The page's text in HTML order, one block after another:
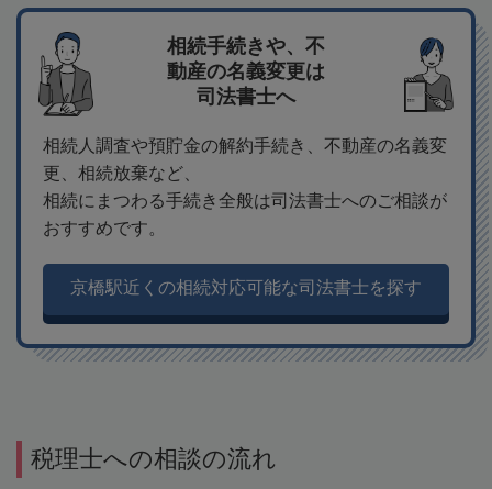
相続手続きや、不
動産の名義変更は
司法書士へ
相続人調査や預貯金の解約手続き、不動産の名義変
更、相続放棄など、
相続にまつわる手続き全般は司法書士へのご相談が
おすすめです。
京橋駅近くの相続対応可能な司法書士を探す
税理士への相談の流れ